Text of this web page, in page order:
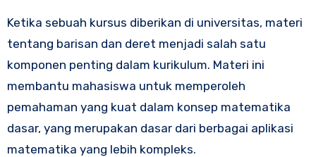
Ketika sebuah kursus diberikan di universitas, materi
tentang barisan dan deret menjadi salah satu
komponen penting dalam kurikulum. Materi ini
membantu mahasiswa untuk memperoleh
pemahaman yang kuat dalam konsep matematika
dasar, yang merupakan dasar dari berbagai aplikasi
matematika yang lebih kompleks.